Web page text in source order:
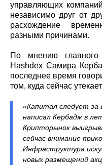
управляющих
независимо друг от
расхождение
разными причинами.
По мнению главного
Hashdex Самира
последнее время
том, куда сейчас
«Капитал следует
написал Кербадж в
Крипторынок
сейчас внимание
Инфраструктура
новых размещений